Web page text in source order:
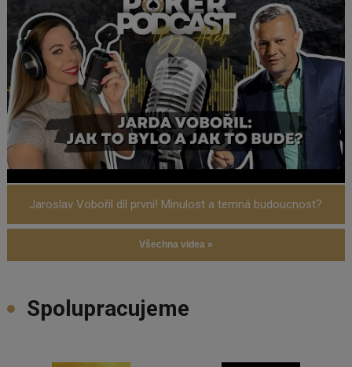
Jaroslav Vobořil díl první! Minulost a temná budoucnost?
Všechna videa »
Spolupracujeme